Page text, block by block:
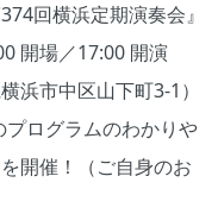
回横浜定期演奏会』
開場／17:00 開演
浜市中区山下町3-1）
ログラムのわかりや
開催！（ご自身のお